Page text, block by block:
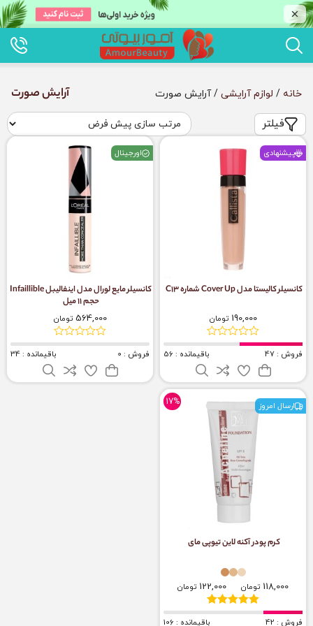
خانه / لوازم آرایشی / آرایش صورت آرایش صورت
فیلتر
پیشنهادی
کانسیلر کالیستا مدل Cover Up شماره C13
190,000 تومان
فروش : 47 باقیمانده : 56
اورجینال
کانسیلر مایع لورال مدل اینفالیبل Infaillible
حجم ۱۱ میل
564,000 تومان
فروش : 0 باقیمانده : 34
ارسال امروز 17%
کرم پودر آکنه لاین تیوپی مای
118,000 تومان 122,000 تومان
فروش : 42 باقیمانده : 106